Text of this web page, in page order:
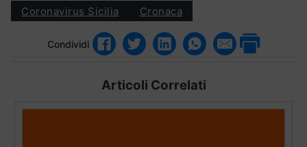
Coronavirus Sicilia Cronaca
Condividi
Articoli Correlati